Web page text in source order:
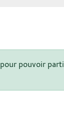
pour pouvoir